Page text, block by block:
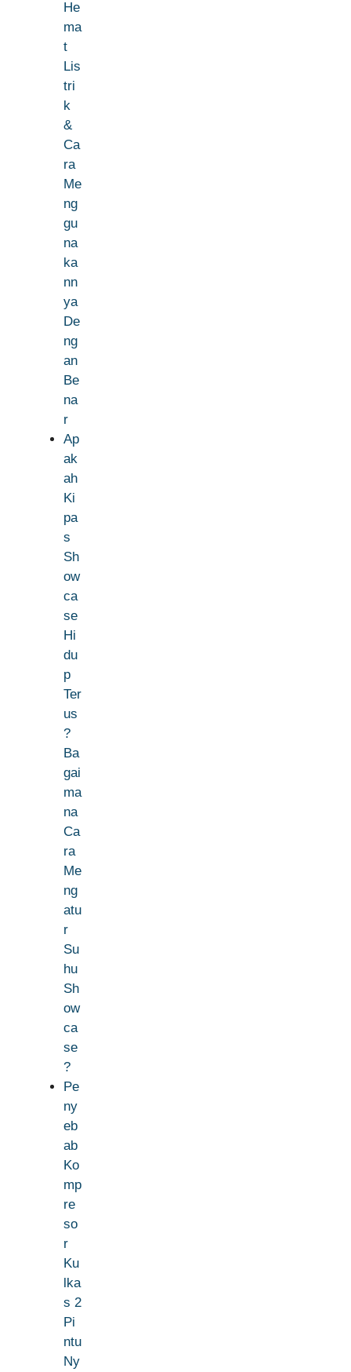
He
ma
t
Lis
tri
k
&
Ca
ra
Me
ng
gu
na
ka
nn
ya
De
ng
an
Be
na
r
Ap
ak
ah
Ki
pa
s
Sh
ow
ca
se
Hi
du
p
Ter
us
?
Ba
gai
ma
na
Ca
ra
Me
ng
atu
r
Su
hu
Sh
ow
ca
se
?
Pe
ny
eb
ab
Ko
mp
re
so
r
Ku
lka
s 2
Pi
ntu
Ny